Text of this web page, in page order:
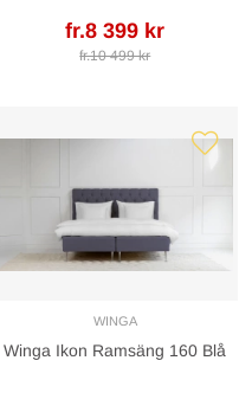
fr.8 399 kr
fr.10 499 kr
WINGA
Winga Ikon Ramsäng 160 Blå